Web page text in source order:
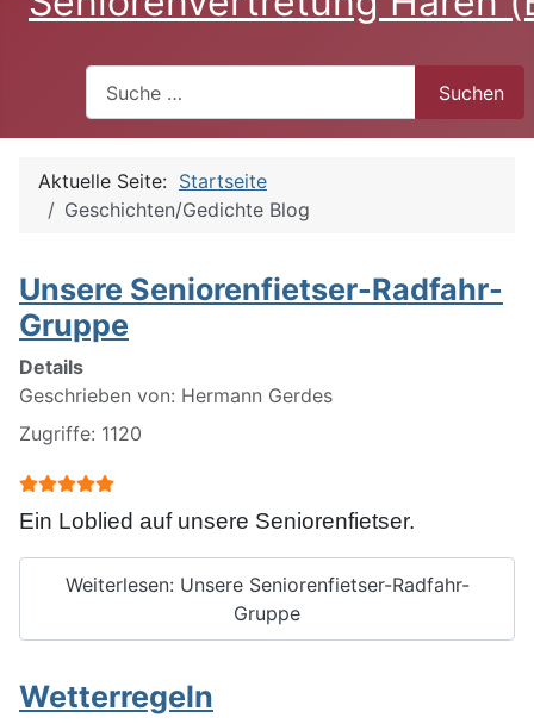
Suchen
Aktuelle Seite: Startseite
Geschichten/Gedichte Blog
Unsere Seniorenfietser-Radfahr-
Gruppe
Details
Geschrieben von: Hermann Gerdes
Zugriffe: 1120
Bewertung:
Ein Loblied auf unsere Seniorenfietser.
Weiterlesen: Unsere Seniorenfietser-Radfahr-
Gruppe
Wetterregeln